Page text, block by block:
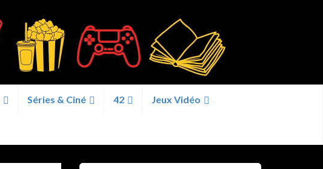
Séries & Ciné 42 Jeux Vidéo